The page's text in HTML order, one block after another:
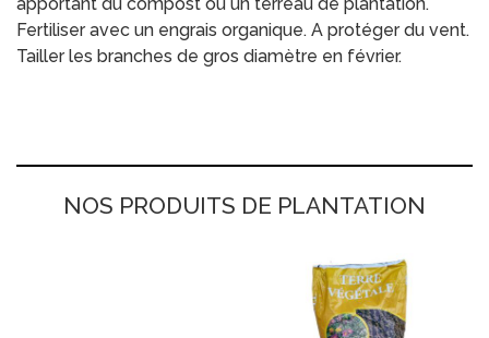
Fertiliser avec un engrais organique. A protéger du vent.
Tailler les branches de gros diamètre en février.
NOS PRODUITS DE PLANTATION